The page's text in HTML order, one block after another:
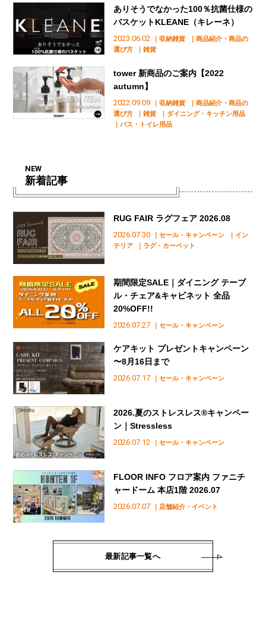
2023.06.02 ｜収納雑貨
｜商品紹介・商品の
選び方
｜雑貨
ありそうでなかった100％抗菌仕様の
バスケットKLEANE（キレーネ）
2022.09.09 ｜収納雑貨
｜商品紹介・商品の
選び方
｜雑貨
｜ダイニング・キッチン用品
｜バス・トイレ用品
tower 新商品のご案内【2022
autumn】
NEW
新着記事
2026.07.30 ｜セール・キャンペーン
｜イン
テリア
｜ラグ・カーペット
RUG FAIR ラグフェア 2026.08
2026.07.27 ｜セール・キャンペーン
期間限定SALE｜ダイニング テーブ
ル・チェア&キャビネット 全品
20%OFF!!
2026.07.17 ｜セール・キャンペーン
ケアキット プレゼントキャンペーン
〜8月16日まで
2026.07.12 ｜セール・キャンペーン
2026.夏のストレスレス®︎キャンペー
ン｜Stressless
2026.07.07 ｜店舗紹介・イベント
FLOOR INFO フロア案内 ファニチ
ャードーム 本店1階 2026.07
最新記事一覧へ